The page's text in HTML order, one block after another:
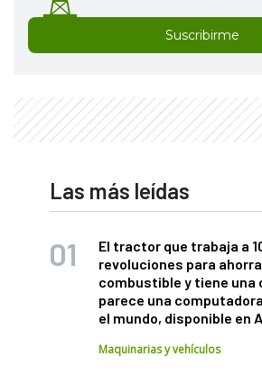
Suscribirme
Las más leídas
El tractor que trabaja a
revoluciones para
combustible y tiene una
parece una
el mundo, disponible en
Maquinarias y vehículos